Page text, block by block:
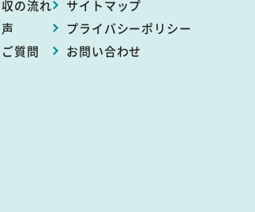
の流れ
質問
サイトマップ
プライバシーポリシー
お問い合わせ